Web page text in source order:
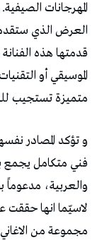
المهرجانات
العرض الذي
قدمتها هذه
الموسيقي أو
متميزة تستجيب
و تؤكد المصادر
فني متكامل يجمع
والعربية،
لاسيّما انها
مجموعة من